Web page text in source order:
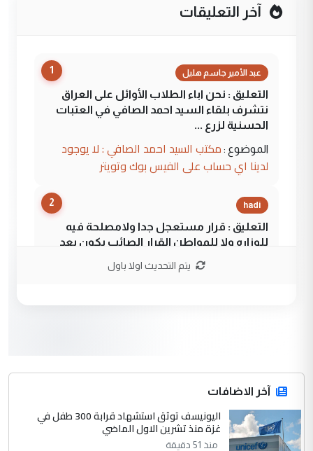
آخر التعليقات
1 عبد الأمير جاسم هليل
التعليق : نحن اباء الطلاب الأوائل على العراق
نتشرف بلقاء السيد احمد الصافي في العتبات
الحسنية لزرع ...
الموضوع : مكتب السيد احمد الصافي : لا يوجود
لدينا اي حساب على الفيس بوك وتويتر
2 hadi
التعليق : قرار مستعجل جدا ولامصلحة فيه
للوزاره ولا للمواطن القرار الصائب يكون بعد
جنسية الرافد الثالث للعراق ومن اصول عريقة
ابا فرات ...
الموضوع :
الجواهري يرد على صدام حسين سل
مضجعيك يابن الزنا (نص كامل)
يتم التحديث اولا باول
آخر الاضافات
اليونيسف توثق استشهاد قرابة 300 طفل في
غزة منذ تشرين الاول الماضي
منذ 51 دقيقة